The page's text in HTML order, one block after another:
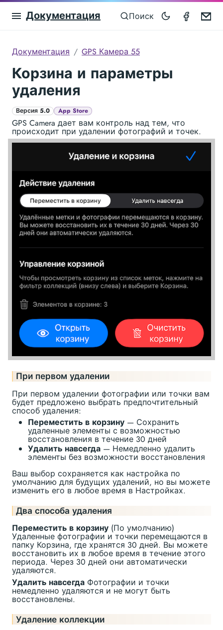
Документация Поиск GPS
Документация GPS Камера 55
Корзина и параметры
удаления
Версия 5.0 App Store
GPS Camera дает вам контроль над тем, что
происходит при удалении фотографий и точек.
При первом удалении
При первом удалении фотографии или точки вам
будет предложено выбрать предпочтительный
способ удаления:
Переместить в корзину — Сохранить
удаленные элементы с возможностью
восстановления в течение 30 дней
Удалить навсегда — Немедленно удалить
элементы без возможности восстановления
Ваш выбор сохраняется как настройка по
умолчанию для будущих удалений, но вы можете
изменить его в любое время в Настройках.
Два способа удаления
Переместить в корзину (По умолчанию)
Удаленные фотографии и точки перемещаются в
папку Корзина, где хранятся 30 дней. Вы можете
восстановить их в любое время в течение этого
периода. Через 30 дней они автоматически
удаляются.
Удалить навсегда Фотографии и точки
немедленно удаляются и не могут быть
восстановлены.
Удаление коллекции